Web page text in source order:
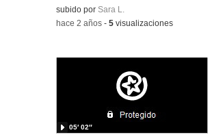
Contenido educativo.
subido por Sara L.
-hace 2 años -5 visualizaciones
05′ 02″